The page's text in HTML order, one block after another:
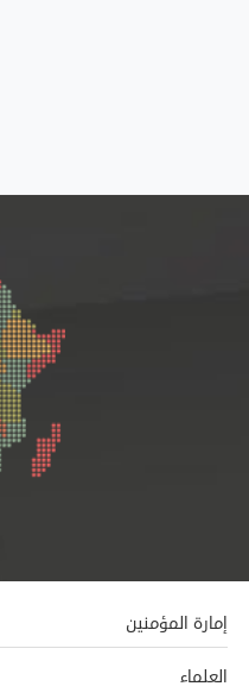
إمارة المؤمنين
العلماء